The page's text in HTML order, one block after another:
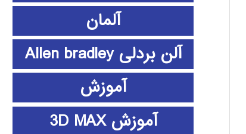
آلمان
آلن بردلی Allen bradley
آموزش
آموزش 3D MAX